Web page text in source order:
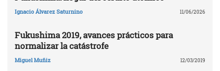
Ignacio Álvarez Saturnino 11/06/2026
Fukushima 2019, avances prácticos para
normalizar la catástrofe
Miguel Muñiz 12/03/2019